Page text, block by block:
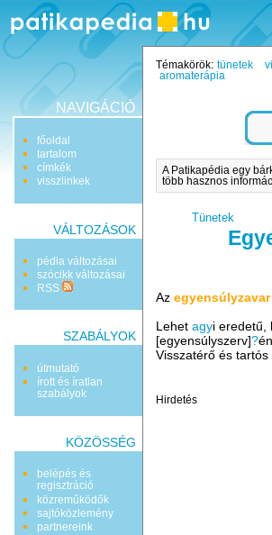
NAVIGÁCIÓ
főoldal
tartalom
címkék
visszlinkek
VÁLTOZÁSOK
pédia változásai
szócikk változásai
RSS
SZABÁLYOK
útmutató
írott és íratlan
szabályok
KÖZÖSSÉG
belépés és
regisztráció
közreműködők
sajtóközlemény
partnereink
Témakörök: tünetek
aromaterápia
A Patikapédia egy
több hasznos
Tünetek
Azegyensúlyzavar
Lehetagyi eredetű,
[egyensúlyszerv]?
Visszatérő és
Hirdetés